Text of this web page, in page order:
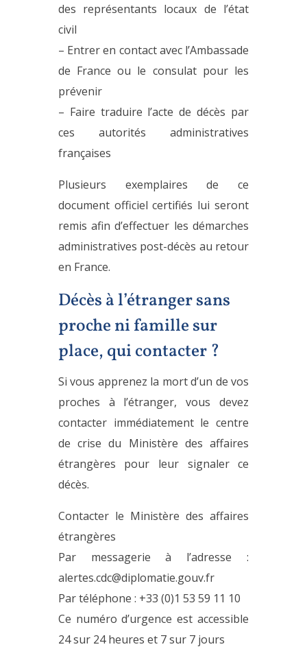
des représentants locaux de l’état
civil
– Entrer en contact avec l’Ambassade
de France ou le consulat pour les
prévenir
– Faire traduire l’acte de décès par
ces autorités administratives
françaises
Plusieurs exemplaires de ce
document officiel certifiés lui seront
remis afin d’effectuer les démarches
administratives post-décès au retour
en France.
Décès à l’étranger sans
proche ni famille sur
place, qui contacter ?
Si vous apprenez la mort d’un de vos
proches à l’étranger, vous devez
contacter immédiatement le centre
de crise du Ministère des affaires
étrangères pour leur signaler ce
décès.
Contacter le Ministère des affaires
étrangères
Par messagerie à l’adresse :
alertes.cdc@diplomatie.gouv.fr
Par téléphone : +33 (0)1 53 59 11 10
Ce numéro d’urgence est accessible
24 sur 24 heures et 7 sur 7 jours